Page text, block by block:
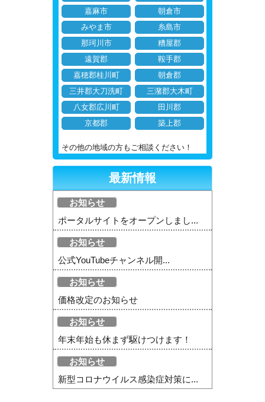
嘉麻市
朝倉市
みやま市
糸島市
那珂川市
糟屋郡
遠賀郡
鞍手郡
嘉穂郡桂川町
朝倉郡
三井郡大刀洗町
三潴郡大木町
八女郡広川町
田川郡
京都郡
築上郡
その他の地域の方もご相談ください！
最新情報
お知らせ
ポータルサイトをオープンしまし...
お知らせ
公式YouTubeチャンネル開...
お知らせ
価格改定のお知らせ
お知らせ
年末年始も休まず駆けつけます！
お知らせ
新型コロナウイルス感染症対策に...